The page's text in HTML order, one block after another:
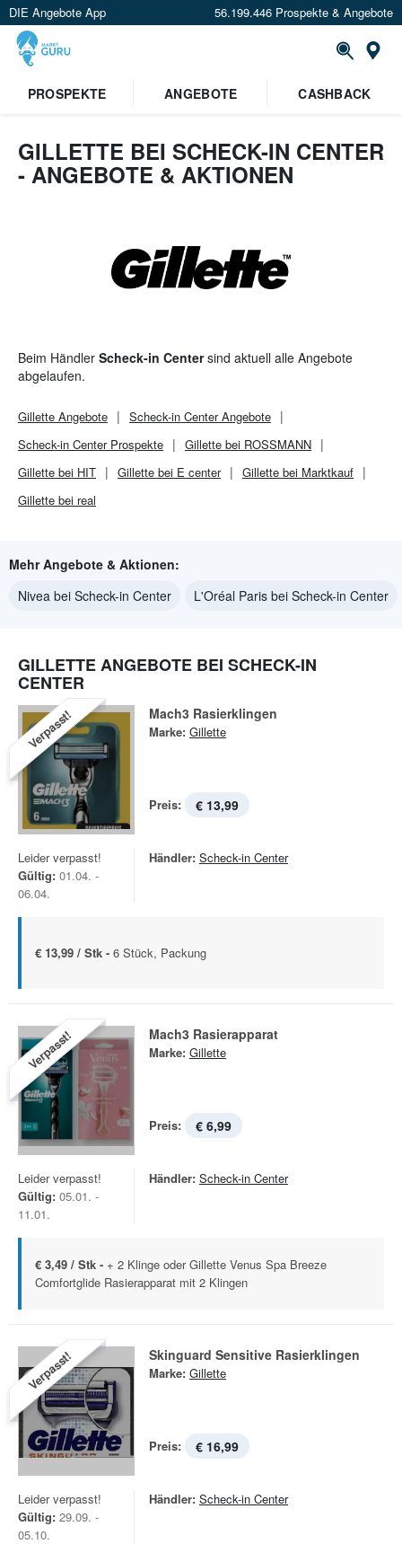
DIE Angebote App 56.199.446 Prospekte & Angebote
Standort festlegen
PROSPEKTE ANGEBOTE CASHBACK
GILLETTE BEI SCHECK-IN CENTER
- ANGEBOTE & AKTIONEN
Beim Händler Scheck-in Centersind aktuell alle Angebote
abgelaufen.
Gillette Angebote Scheck-in CenterAngebote
Scheck-in CenterProspekte
Gillette bei ROSSMANN
Gillette bei HIT
Gillette bei E center
Gillette bei Marktkauf
Gillette bei real
Mehr Angebote & Aktionen:
Nivea bei Scheck-in Center
L'Oréal Paris bei Scheck-in Center
GILLETTE ANGEBOTE BEI SCHECK-IN
CENTER
Verpasst! Mach3 Rasierklingen
Marke: Gillette
Preis: € 13,99
Leider verpasst!
Gültig: 01.04. -
06.04.
Händler: Scheck-in Center
€ 13,99 / Stk - 6 Stück, Packung
Verpasst! Mach3 Rasierapparat
Marke: Gillette
Preis: € 6,99
Leider verpasst!
Gültig: 05.01. -
11.01.
Händler: Scheck-in Center
€ 3,49 / Stk - + 2 Klinge oder Gillette Venus Spa Breeze
Comfortglide Rasierapparat mit 2 Klingen
Verpasst! Skinguard Sensitive Rasierklingen
Marke: Gillette
Preis: € 16,99
Leider verpasst!
Gültig: 29.09. -
05.10.
Händler: Scheck-in Center